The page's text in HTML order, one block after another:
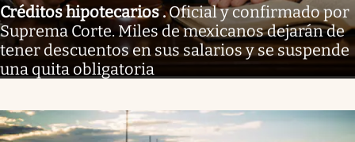
Créditos hipotecarios.Oficial y confirmado por
Suprema Corte. Miles de mexicanos dejarán de
tener descuentos en sus salarios y se suspende
una quita obligatoria